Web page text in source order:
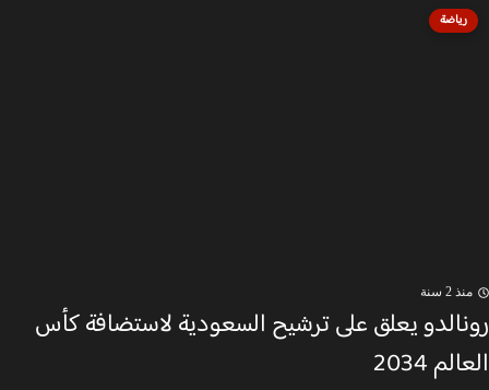
رياضة
منذ 2 سنة
رونالدو يعلق على ترشيح السعودية لاستضافة كأس
العالم 2034